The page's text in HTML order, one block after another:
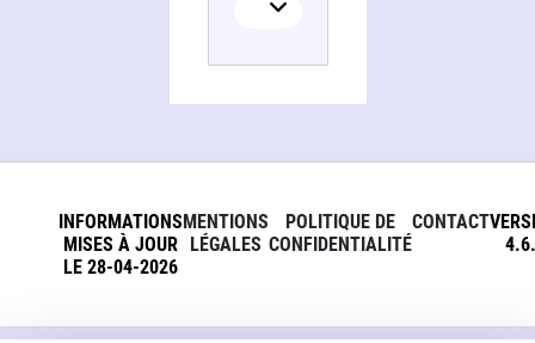
INFORMATIONS
MISES À JOUR
LE 28-04-2026
MENTIONS
LÉGALES
POLITIQUE DE
CONFIDENTIALITÉ
CONTACT